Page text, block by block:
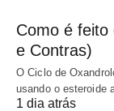
Como é feito
e Contras)
O Ciclo de
usando o esteroide
1 dia atrás